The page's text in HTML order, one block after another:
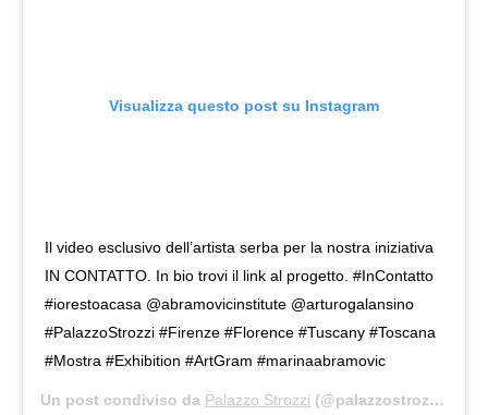
Visualizza questo post su Instagram
Il video esclusivo dell’artista serba per la nostra iniziativa
IN CONTATTO. In bio trovi il link al progetto. #InContatto
#iorestoacasa @abramovicinstitute @arturogalansino
#PalazzoStrozzi #Firenze #Florence #Tuscany #Toscana
#Mostra #Exhibition #ArtGram #marinaabramovic
Un post condiviso da Palazzo Strozzi (@palazzostrozzi) in data: